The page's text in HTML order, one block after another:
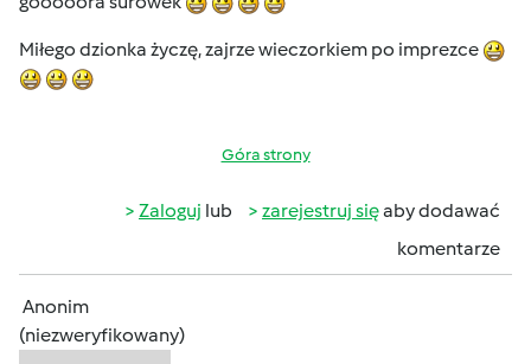
Miłego dzionka życzę, zajrze wieczorkiem po imprezce
Góra strony
Zaloguj lub zarejestruj sięaby dodawać
komentarze
Anonim
(niezweryfikowany)